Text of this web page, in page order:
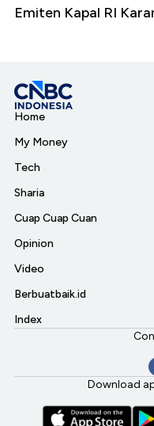
Emiten Kapal RI
Home
My Money
Tech
Sharia
Cuap Cuap Cuan
Opinion
Video
Berbuatbaik.id
Index
Download